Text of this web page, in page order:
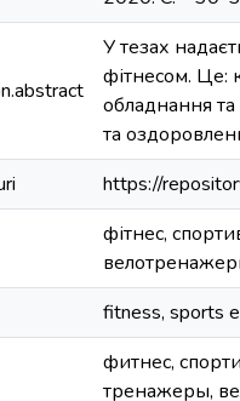
У тезах
фітнесом. Це:
обладнання
та
https://
фітнес,
fitness, sports
фитнес,
тренажеры,